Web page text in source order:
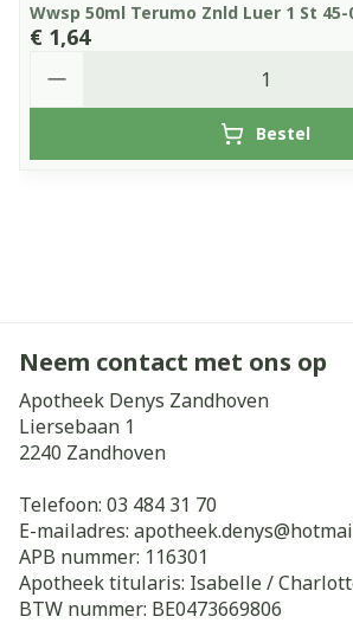
Wwsp 50ml Terumo Znld Luer 1 St 45-
€ 1,64
Bestel
Neem contact met ons op
Apotheek Denys Zandhoven
Liersebaan 1
2240 Zandhoven
Telefoon: 03 484 31 70
E-mailadres: apotheek.denys@
APB nummer: 116301
Apotheek titularis: Isabelle /
BTW nummer: BE0473669806